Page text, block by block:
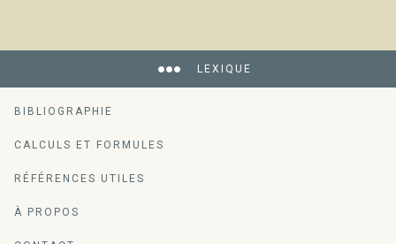
LEXIQUE
BIBLIOGRAPHIE
CALCULS ET FORMULES
RÉFÉRENCES UTILES
À PROPOS